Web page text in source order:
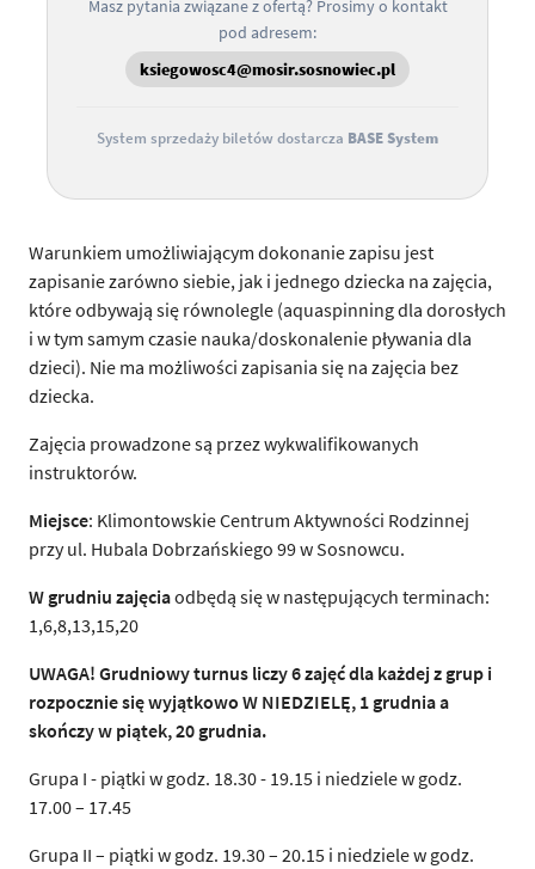
Masz pytania związane z ofertą? Prosimy o kontakt
pod adresem:
ksiegowosc4@mosir.sosnowiec.pl
System sprzedaży biletów dostarcza BASE System
Warunkiem umożliwiającym dokonanie zapisu jest
zapisanie zarówno siebie, jak i jednego dziecka na zajęcia,
które odbywają się równolegle (aquaspinning dla dorosłych
i w tym samym czasie nauka/doskonalenie pływania dla
dzieci). Nie ma możliwości zapisania się na zajęcia bez
dziecka.
Zajęcia prowadzone są przez wykwalifikowanych
instruktorów.
Miejsce: Klimontowskie Centrum Aktywności Rodzinnej
przy ul. Hubala Dobrzańskiego 99 w Sosnowcu.
W grudniu zajęciaodbędą się w następujących terminach:
1,6,8,13,15,20
UWAGA! Grudniowy turnus liczy 6 zajęć dla każdej z grup i
rozpocznie się wyjątkowo W NIEDZIELĘ, 1 grudnia a
skończy w piątek, 20 grudnia.
Grupa I - piątki w godz. 18.30 - 19.15 i niedziele w godz.
17.00 – 17.45
Grupa II – piątki w godz. 19.30 – 20.15 i niedziele w godz.